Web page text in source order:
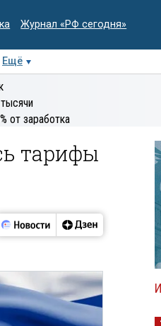
Журнал «РФ сегодня»
Ещё
от заработка
тарифы